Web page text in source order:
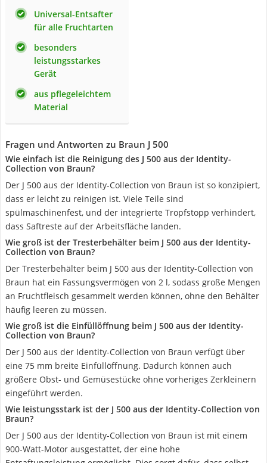
Universal-Entsafter
für alle Fruchtarten
besonders
leistungsstarkes
Gerät
aus pflegeleichtem
Material
Fragen und Antworten zu Braun J 500
Wie einfach ist die Reinigung des J 500 aus der Identity-
Collection von Braun?
Der J 500 aus der Identity-Collection von Braun ist so konzipiert,
dass er leicht zu reinigen ist. Viele Teile sind
spülmaschinenfest, und der integrierte Tropfstopp verhindert,
dass Saftreste auf der Arbeitsfläche landen.
Wie groß ist der Tresterbehälter beim J 500 aus der Identity-
Collection von Braun?
Der Tresterbehälter beim J 500 aus der Identity-Collection von
Braun hat ein Fassungsvermögen von 2 l, sodass große Mengen
an Fruchtfleisch gesammelt werden können, ohne den Behälter
häufig leeren zu müssen.
Wie groß ist die Einfüllöffnung beim J 500 aus der Identity-
Collection von Braun?
Der J 500 aus der Identity-Collection von Braun verfügt über
eine 75 mm breite Einfüllöffnung. Dadurch können auch
größere Obst- und Gemüsestücke ohne vorheriges Zerkleinern
eingeführt werden.
Wie leistungsstark ist der J 500 aus der Identity-Collection von
Braun?
Der J 500 aus der Identity-Collection von Braun ist mit einem
900-Watt-Motor ausgestattet, der eine hohe